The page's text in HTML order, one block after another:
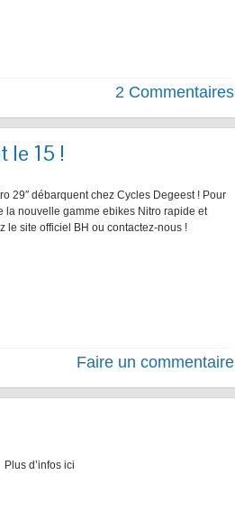
2 Commentaires
le 15 !
29″ débarquent chez Cycles Degeest ! Pour
la nouvelle gamme ebikes Nitro rapide et
le site officiel BH ou contactez-nous !
Faire un commentaire
d’infos ici